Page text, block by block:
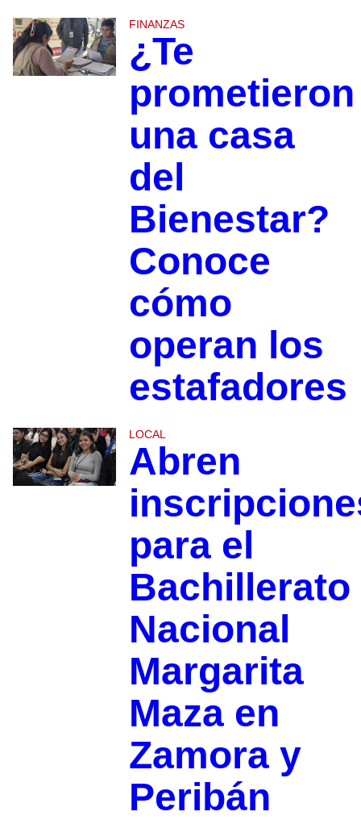
FINANZAS
¿Te
prometieron
una casa
del
Bienestar?
Conoce
cómo
operan los
estafadores
LOCAL
Abren
para el
Bachillerato
Nacional
Margarita
Maza en
Zamora y
Peribán